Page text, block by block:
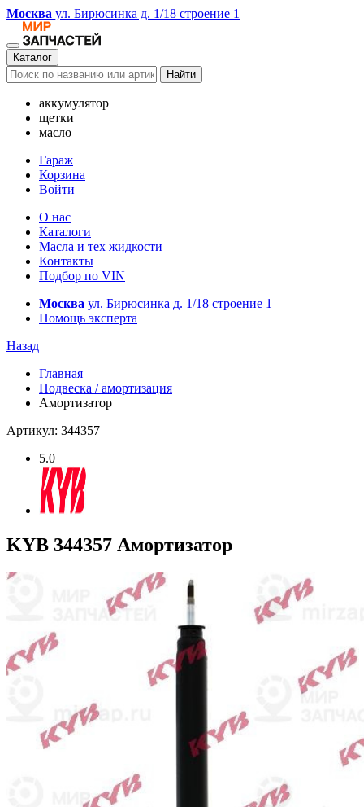
Москва ул. Бирюсинка д. 1/18 строение 1
Каталог
Найти
аккумулятор
щетки
масло
Гараж
Корзина
Войти
О нас
Каталоги
Масла и тех жидкости
Контакты
Подбор по VIN
Москва ул. Бирюсинка д. 1/18 строение 1
Помощь эксперта
Назад
Главная
Подвеска / амортизация
Амортизатор
Артикул: 344357
5.0
KYB 344357 Амортизатор